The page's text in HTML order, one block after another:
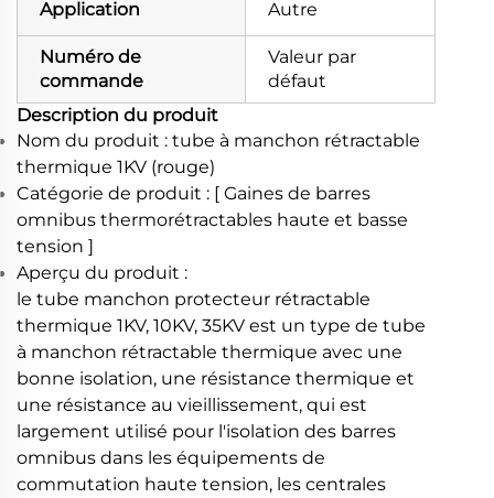
Application Autre
Numéro de
commande
Valeur par
défaut
Description du produit
Nom du produit : tube à manchon rétractable
thermique 1KV (rouge)
Catégorie de produit : [ Gaines de barres
omnibus thermorétractables haute et basse
tension ]
Aperçu du produit :
le tube manchon protecteur rétractable
thermique 1KV, 10KV, 35KV est un type de tube
à manchon rétractable thermique avec une
bonne isolation, une résistance thermique et
une résistance au vieillissement, qui est
largement utilisé pour l'isolation des barres
omnibus dans les équipements de
commutation haute tension, les centrales